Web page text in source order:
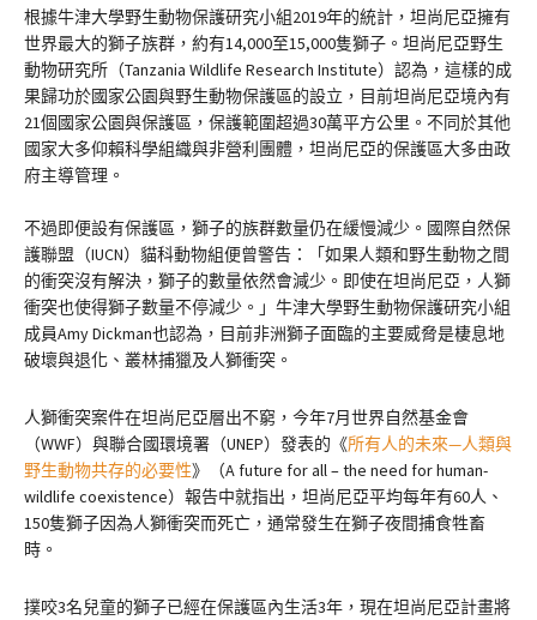
根據牛津大學野生動物保護研究小組2019年的統計，坦尚尼亞擁有
世界最大的獅子族群，約有14,000至15,000隻獅子。坦尚尼亞野生
動物研究所（Tanzania Wildlife Research Institute）認為，這樣的成
果歸功於國家公園與野生動物保護區的設立，目前坦尚尼亞境內有
21個國家公園與保護區，保護範圍超過30萬平方公里。不同於其他
國家大多仰賴科學組織與非營利團體，坦尚尼亞的保護區大多由政
府主導管理。
不過即便設有保護區，獅子的族群數量仍在緩慢減少。國際自然保
護聯盟（IUCN）貓科動物組便曾警告：「如果人類和野生動物之間
的衝突沒有解決，獅子的數量依然會減少。即使在坦尚尼亞，人獅
衝突也使得獅子數量不停減少。」牛津大學野生動物保護研究小組
成員Amy Dickman也認為，目前非洲獅子面臨的主要威脅是棲息地
破壞與退化、叢林捕獵及人獅衝突。
人獅衝突案件在坦尚尼亞層出不窮，今年7月世界自然基金會
（WWF）與聯合國環境署（UNEP）發表的《所有人的未來—人類與
野生動物共存的必要性》（A future for all – the need for human-
wildlife coexistence）報告中就指出，坦尚尼亞平均每年有60人、
150隻獅子因為人獅衝突而死亡，通常發生在獅子夜間捕食牲畜
時。
撲咬3名兒童的獅子已經在保護區內生活3年，現在坦尚尼亞計畫將